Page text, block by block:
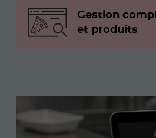
Gestion
et produits